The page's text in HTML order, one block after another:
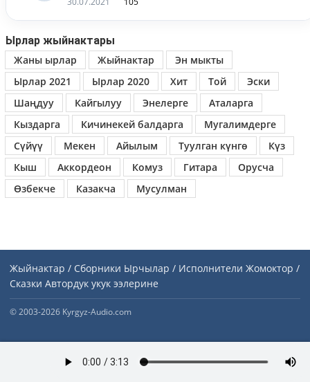
Ырлар жыйнактары
Жаны ырлар
Жыйнактар
Эн мыкты
Ырлар 2021
Ырлар 2020 Хит Той
Эски
Шаңдуу
Кайгылуу Энелерге
Аталарга
Кыздарга
Кичинекей балдарга
Мугалимдерге
Сүйүү
Мекен Айылым Туулган күнгө
Күз
Кыш
Аккордеон Комуз Гитара
Орусча
Өзбекче
Казакча Мусулман
Жыйнактар / Сборники Ырчылар / Исполнители Жомоктор /
Сказки Автордук укук ээлерине
© 2003-2026 Kyrgyz-Audio.com